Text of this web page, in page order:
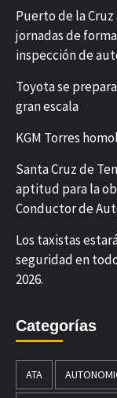
Puerto de la
jornadas de
inspección de
Toyota se
gran escala
KGM Torres
Santa Cruz de
aptitud para la
Conductor de
Los taxistas
seguridad en
2026.
Categorías
ATA